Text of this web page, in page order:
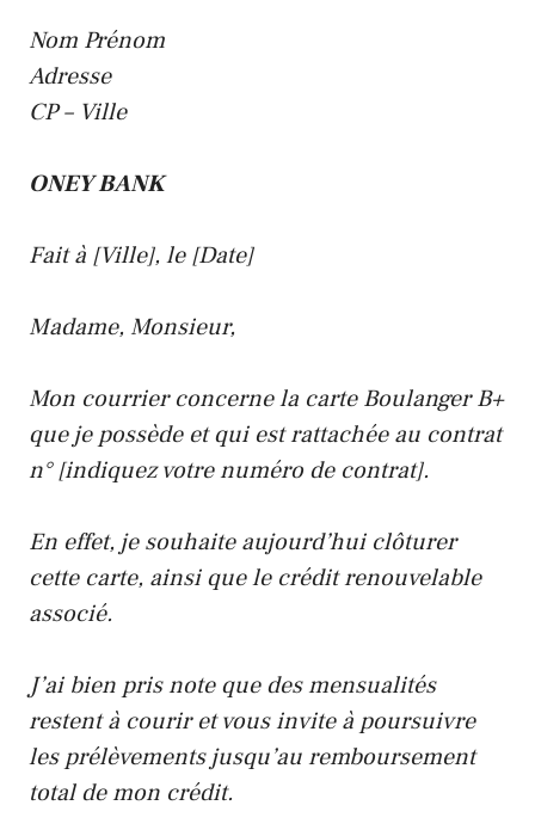
Nom Prénom
Adresse
CP – Ville
ONEY BANK
Fait à [Ville], le [Date]
Madame, Monsieur,
Mon courrier concerne la carte Boulanger B+
que je possède et qui est rattachée au contrat
n° [indiquez votre numéro de contrat].
En effet, je souhaite aujourd’hui clôturer
cette carte, ainsi que le crédit renouvelable
associé.
J’ai bien pris note que des mensualités
restent à courir et vous invite à poursuivre
les prélèvements jusqu’au remboursement
total de mon crédit.